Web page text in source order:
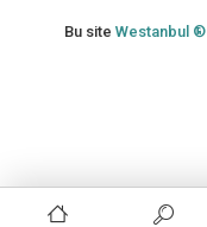
Bu siteWestanbul ®